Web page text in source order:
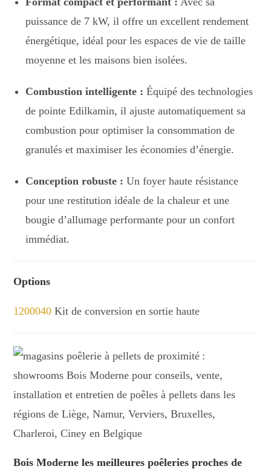
puissance de 7 kW, il offre un excellent rendement
énergétique, idéal pour les espaces de vie de taille
moyenne et les maisons bien isolées.
Combustion intelligente : Équipé des technologies
de pointe Edilkamin, il ajuste automatiquement sa
combustion pour optimiser la consommation de
granulés et maximiser les économies d’énergie.
Conception robuste : Un foyer haute résistance
pour une restitution idéale de la chaleur et une
bougie d’allumage performante pour un confort
immédiat.
Options
1200040 Kit de conversion en sortie haute
Bois Moderne les meilleures poêleries proches de